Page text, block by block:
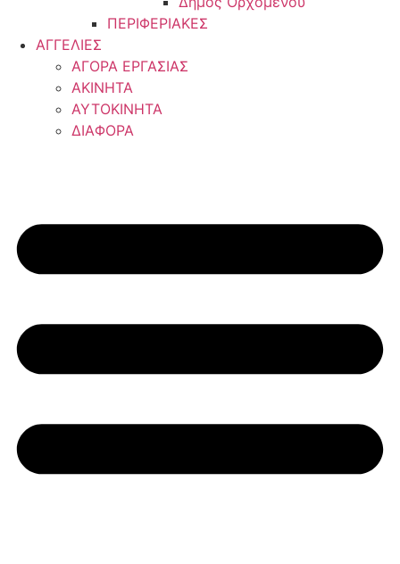
ΠΕΡΙΦΕΡΙΑΚΕΣ
ΑΓΓΕΛΙΕΣ
ΑΓΟΡΑ ΕΡΓΑΣΙΑΣ
ΑΚΙΝΗΤΑ
ΑΥΤΟΚΙΝΗΤΑ
ΔΙΑΦΟΡΑ